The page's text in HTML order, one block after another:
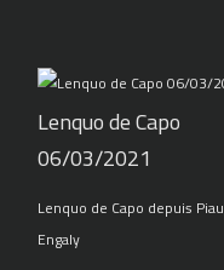
Lenquo de Capo
06/03/2021
Lenquo de Capo depuis Piau
Engaly